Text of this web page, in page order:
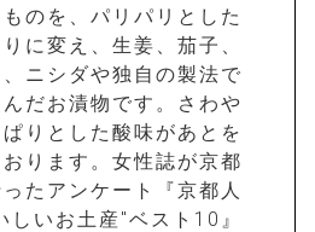
のを、パリパリとした
に変え、生姜、茄子、
ニシダや独自の製法で
だお漬物です。さわや
りとした酸味があとを
ります。女性誌が京都
たアンケート『京都人
しいお土産"ベスト10』